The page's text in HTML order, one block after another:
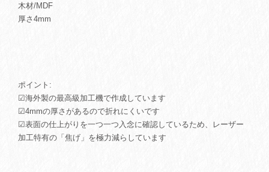
木材/MDF
厚さ4mm
ポイント:
☑︎海外製の最高級加工機で作成しています
☑︎4mmの厚さがあるので折れにくいです
☑︎表面の仕上がりを一つ一つ入念に確認しているため、レーザー
加工特有の「焦げ」を極力減らしています